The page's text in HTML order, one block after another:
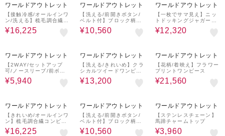
ワールドアウトレット
【接触冷感/オールインワ
ン/洗える】梳毛調合繊コ
ンビネゾン
¥16,225
ワールドアウトレット
【洗える/前開きボタン/
ベルト付】ブロック柄ワ
ンピース
¥10,560
ワールドアウトレット
【一枚でサマ見え】ニッ
トドッキングジャガード
ワンピース
¥12,320
ワールドアウトレット
【2WAY/セットアップ
可/ノースリーブ/前ボタ
ン】ファブリカブラウス
¥5,940
ワールドアウトレット
【洗える/きれいめ】クラ
シカルツイードワンピー
ス
¥13,200
ワールドアウトレット
【花柄/着映え】フラワー
プリントワンピース
¥21,560
ワールドアウトレット
【きれいめ/オールインワ
ン】梳毛調合繊コンビネ
ゾン
¥16,225
ワールドアウトレット
【洗える/前開きボタン/
ベルト付】ブロック柄ワ
ンピース
¥10,560
ワールドアウトレット
【ステンレスチェーン】
馬蹄チャームトップ
¥3,960